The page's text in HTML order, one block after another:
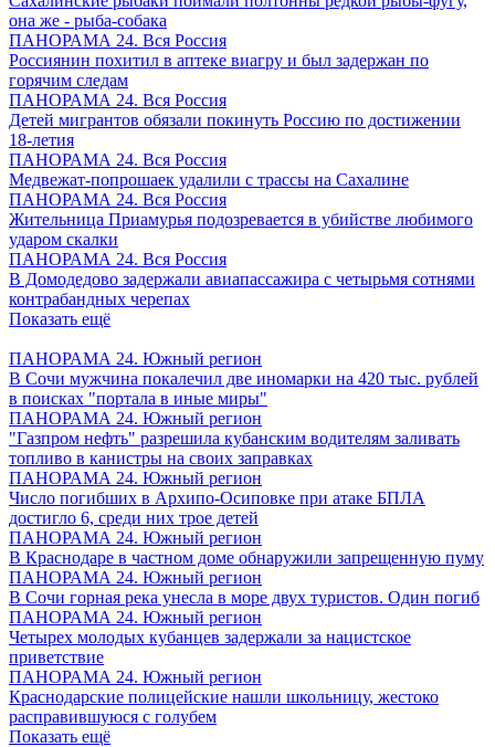
она же - рыба-собака
ПАНОРАМА 24. Вся Россия
Россиянин похитил в аптеке виагру и был задержан по
горячим следам
ПАНОРАМА 24. Вся Россия
Детей мигрантов обязали покинуть Россию по достижении
18-летия
ПАНОРАМА 24. Вся Россия
Медвежат-попрошаек удалили с трассы на Сахалине
ПАНОРАМА 24. Вся Россия
Жительница Приамурья подозревается в убийстве любимого
ударом скалки
ПАНОРАМА 24. Вся Россия
В Домодедово задержали авиапассажира с четырьмя сотнями
контрабандных черепах
Показать ещё
ПАНОРАМА 24. Южный регион
В Сочи мужчина покалечил две иномарки на 420 тыс. рублей
в поисках "портала в иные миры"
ПАНОРАМА 24. Южный регион
"Газпром нефть" разрешила кубанским водителям заливать
топливо в канистры на своих заправках
ПАНОРАМА 24. Южный регион
Число погибших в Архипо-Осиповке при атаке БПЛА
достигло 6, среди них трое детей
ПАНОРАМА 24. Южный регион
В Краснодаре в частном доме обнаружили запрещенную пуму
ПАНОРАМА 24. Южный регион
В Сочи горная река унесла в море двух туристов. Один погиб
ПАНОРАМА 24. Южный регион
Четырех молодых кубанцев задержали за нацистское
приветствие
ПАНОРАМА 24. Южный регион
Краснодарские полицейские нашли школьницу, жестоко
расправившуюся с голубем
Показать ещё